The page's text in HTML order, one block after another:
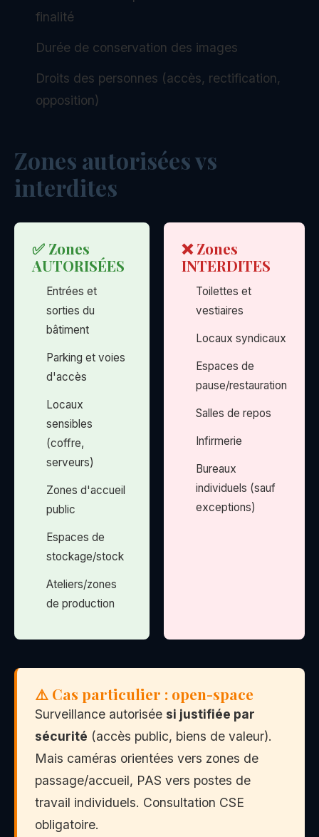
finalité
Durée de conservation des images
Droits des personnes (accès, rectification,
opposition)
Zones autorisées vs
interdites
✅ Zones
AUTORISÉES
Entrées et
sorties du
bâtiment
Parking et voies
d'accès
Locaux
sensibles
(coffre,
serveurs)
Zones d'accueil
public
Espaces de
stockage/stock
Ateliers/zones
de production
❌ Zones
INTERDITES
Toilettes et
vestiaires
Locaux syndicaux
Espaces de
pause/restauration
Salles de repos
Infirmerie
Bureaux
individuels (sauf
exceptions)
⚠️ Cas particulier : open-space
Surveillance autorisée si justifiée par
sécurité (accès public, biens de valeur).
Mais caméras orientées vers zones de
passage/accueil, PAS vers postes de
travail individuels. Consultation CSE
obligatoire.